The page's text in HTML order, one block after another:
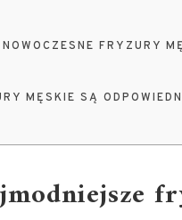
FRYZURY
MĘSKIE SĄ